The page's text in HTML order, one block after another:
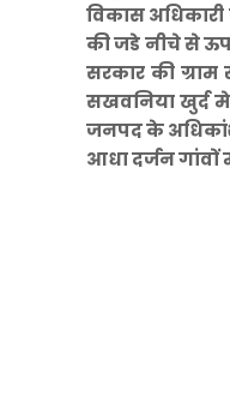
विकास अधिकारी
की जडे नीचे से
सरकार की ग्राम
सखवनिया खुर्द
जनपद के
आधा दर्जन गांवों